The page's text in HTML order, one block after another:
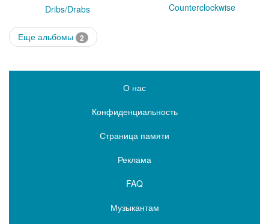
Dribs/Drabs Counterclockwise
Еще альбомы 2
О нас
Конфиденциальность
Страница памяти
Реклама
FAQ
Музыкантам